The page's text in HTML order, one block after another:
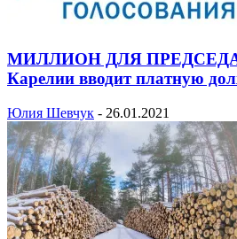
МИЛЛИОН ДЛЯ
Карелии вводит платную
Юлия Шевчук - 26.01.2021